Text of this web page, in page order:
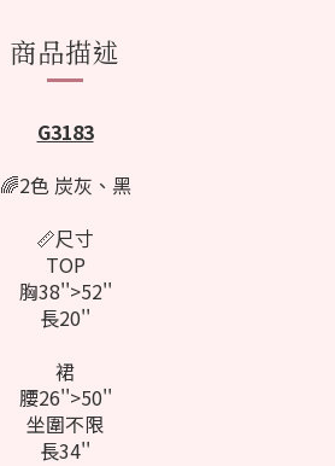
商品描述
G3183
🌈2色 炭灰、黑
📏尺寸
TOP
胸38''>52''
長20''
裙
腰26''>50''
坐圍不限
長34''